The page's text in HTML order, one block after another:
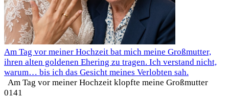
Am Tag vor meiner Hochzeit bat mich meine Großmutter,
ihren alten goldenen Ehering zu tragen. Ich verstand nicht,
warum… bis ich das Gesicht meines Verlobten sah.
Am Tag vor meiner Hochzeit klopfte meine Großmutter
0141